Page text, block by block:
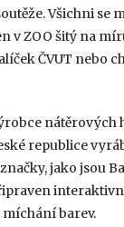
Všichni se
v ZOO šitý na
ČVUT nebo
republice
jako jsou
barev.